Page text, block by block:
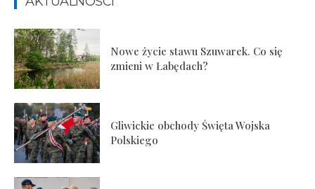
Nowe życie stawu Szuwarek. Co się
zmieni w Łabędach?
Gliwickie obchody Święta Wojska
Polskiego